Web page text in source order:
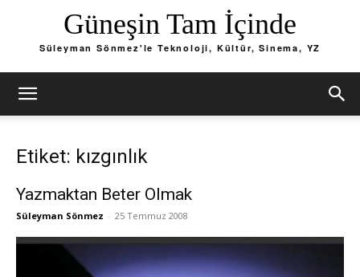
Güneşin Tam İçinde
Süleyman Sönmez'le Teknoloji, Kültür, Sinema, YZ
Etiket: kızgınlık
Yazmaktan Beter Olmak
Süleyman Sönmez - 25 Temmuz 2008